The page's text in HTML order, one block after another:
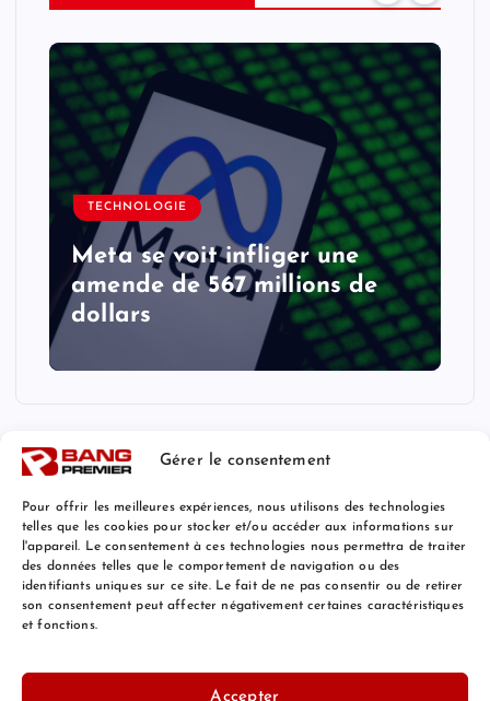
Gérer le consentement
Pour offrir les meilleures expériences, nous utilisons des technologies
telles que les cookies pour stocker et/ou accéder aux informations sur
l'appareil. Le consentement à ces technologies nous permettra de traiter
des données telles que le comportement de navigation ou des
identifiants uniques sur ce site. Le fait de ne pas consentir ou de retirer
son consentement peut affecter négativement certaines caractéristiques
et fonctions.
Accepter
TECHNOLOGIE
Meta se voit infliger une
amende de 567 millions de
dollars
Mentions Légales